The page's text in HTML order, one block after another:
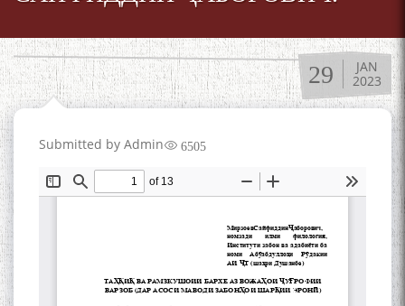
29
JAN
2023
Submitted by Admin 6505
МАВЛОНО ҶАЛОЛИДДИНИ
МУТАФАККИР ВА ОРИФИ
ЗАБОНУ АДАБИ ТОҶИК
به عبارت دیگر: گفتگو با مومن